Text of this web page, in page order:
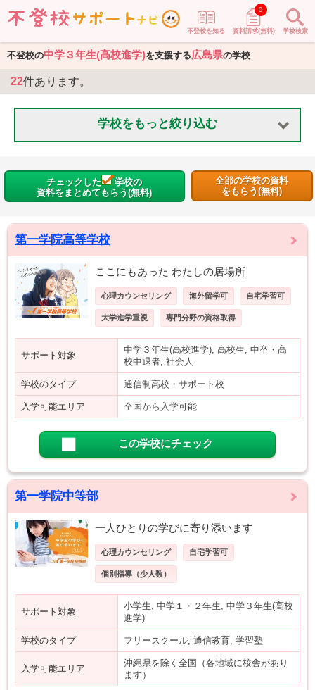
不登校を知る 資料請求(無料)
0
学校検索
不登校の中学３年生(高校進学)を支援する広島県の学校
22件あります。
学校をもっと絞り込む
チェックした
学校の
資料をまとめてもらう(無料)
全部の学校の資料
をもらう(無料)
第一学院高等学校
ここにもあった わたしの居場所
心理カウンセリング 海外留学可 自宅学習可
大学進学重視 専門分野の資格取得
サポート対象
中学３年生(高校進学), 高校生, 中卒・高
校中退者, 社会人
学校のタイプ 通信制高校・サポート校
入学可能エリア 全国から入学可能
この学校にチェック
第一学院中等部
一人ひとりの学びに寄り添います
心理カウンセリング 自宅学習可
個別指導（少人数）
サポート対象
小学生, 中学１・２年生, 中学３年生(高校
進学)
学校のタイプ フリースクール, 通信教育, 学習塾
入学可能エリア
沖縄県を除く全国（各地域に校舎があり
ます）